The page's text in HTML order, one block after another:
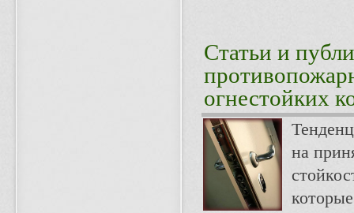
Статьи и
огнестойких
на